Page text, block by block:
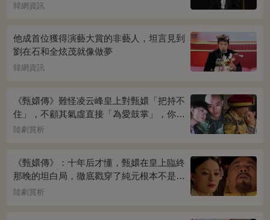
韓網資訊
他成首位獲得演藝大賞的非藝人，坦言見到
劉在石和全炫茂就像做夢
韓網資訊
《甄嬛傳》難怪凌云峰皇上對甄嬛「把持不
住」，不顧其氣虛直接「為愛鼓掌」，你看
桌上放的啥？簡直一目了然
陸劇賞析
《甄嬛傳》：十年后才懂，甄嬛在皇上臨終
那晚的坦白局，徹底戳穿了純元根本不是被
宜修害死的真相！
陸劇賞析